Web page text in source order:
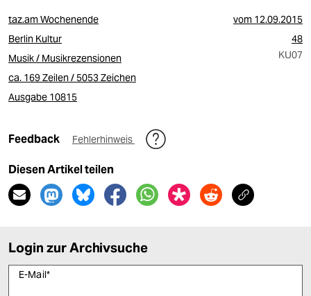
taz.am Wochenende vom 12.09.2015
Berlin Kultur
48
Musik / Musikrezensionen
KU07
ca. 169 Zeilen / 5053 Zeichen
Ausgabe 10815
Feedback Fehlerhinweis
Diesen Artikel teilen
Login zur Archivsuche
E-Mail*